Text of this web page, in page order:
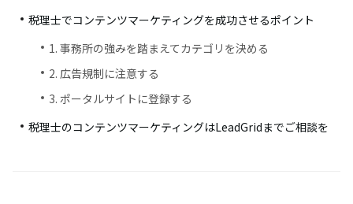
税理士でコンテンツマーケティングを成功させるポイント
1. 事務所の強みを踏まえてカテゴリを決める
2. 広告規制に注意する
3. ポータルサイトに登録する
税理士のコンテンツマーケティングはLeadGridまでご相談を